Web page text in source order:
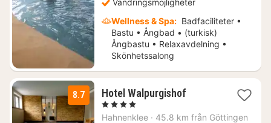
Vandringsmöjligheter
Wellness & Spa: Badfaciliteter •
Bastu • Ångbad • (turkisk)
Ångbastu • Relaxavdelning •
Skönhetssalong
8.7 Hotel Walpurgishof2
för
, 4 Stjärnor
Hahnenklee · 45.8 km från Göttingen